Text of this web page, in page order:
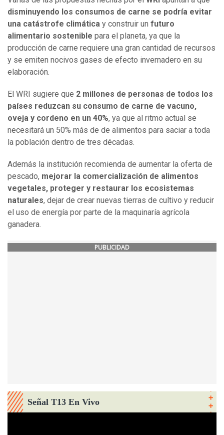
disminuyendo los consumos de carne se podría evitar
una catástrofe climática y construir un futuro
alimentario sostenible para el planeta, ya que la
producción de carne requiere una gran cantidad de recursos
y se emiten nocivos gases de efecto invernadero en su
elaboración.
El WRI sugiere que 2 millones de personas de todos los
países reduzcan su consumo de carne de vacuno,
oveja y cordeno en un 40%, ya que al ritmo actual se
necesitará un 50% más de de alimentos para saciar a toda
la población dentro de tres décadas.
Además la institución recomienda de aumentar la oferta de
pescado, mejorar la comercialización de alimentos
vegetales, proteger y restaurar los ecosistemas
naturales, dejar de crear nuevas tierras de cultivo y reducir
el uso de energía por parte de la maquinaría agrícola
ganadera.
PUBLICIDAD
Señal T13 En Vivo